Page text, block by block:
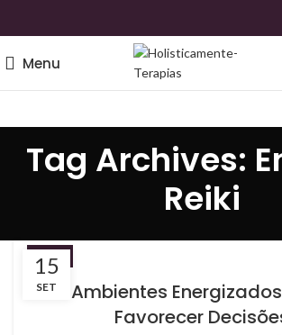
Menu
Tag Archives:
Reiki
15
SET
REIKI
Ambientes
Favorecer